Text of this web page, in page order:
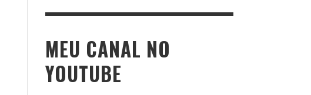
MEU CANAL NO
YOUTUBE